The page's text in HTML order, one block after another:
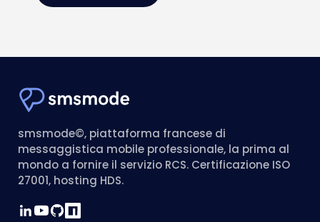
smsmode©, piattaforma francese di
messaggistica mobile professionale, la prima al
mondo a fornire il servizio RCS. Certificazione ISO
27001, hosting HDS.